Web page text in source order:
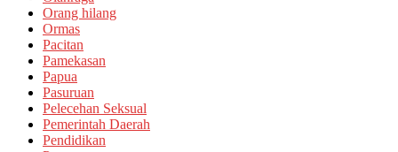
Orang hilang
Ormas
Pacitan
Pamekasan
Papua
Pasuruan
Pelecehan Seksual
Pemerintah Daerah
Pendidikan